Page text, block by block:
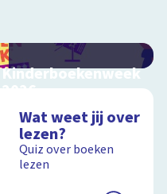
Kinderboekenweek
2026
thematitels
Wat weet jij over
lezen?
Quiz over boeken
lezen